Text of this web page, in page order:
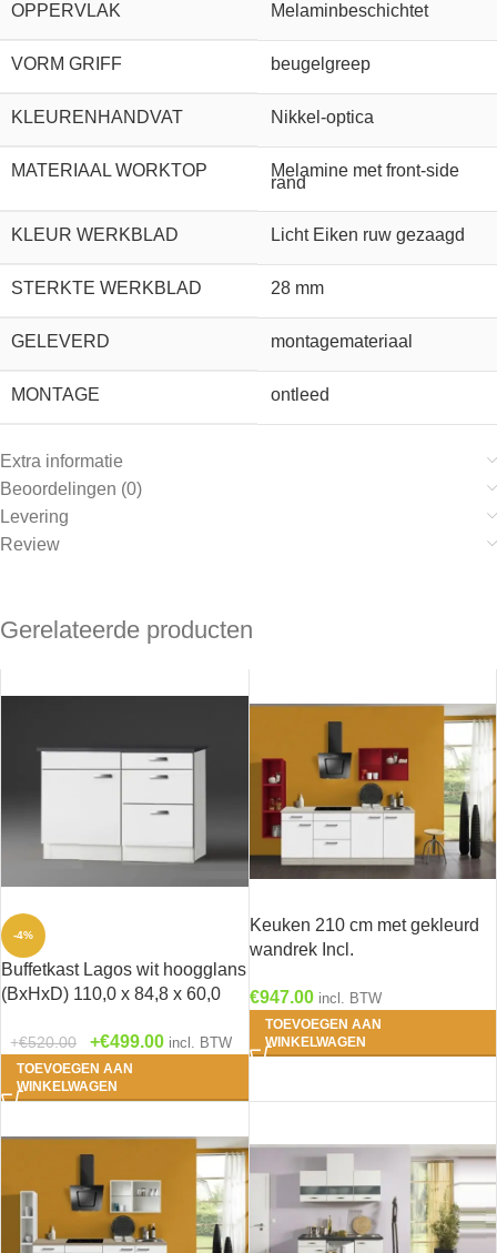
OPPERVLAK Melaminbeschichtet
VORM GRIFF beugelgreep
KLEURENHANDVAT Nikkel-optica
MATERIAAL WORKTOP Melamine met front-side
rand
KLEUR WERKBLAD Licht Eiken ruw gezaagd
STERKTE WERKBLAD 28 mm
GELEVERD montagemateriaal
MONTAGE ontleed
Extra informatie
Beoordelingen (0)
Levering
Review
Gerelateerde producten
-4%
Buffetkast Lagos wit hoogglans
(BxHxD) 110,0 x 84,8 x 60,0
€520.00 €499.00 incl. BTW
TOEVOEGEN AAN
WINKELWAGEN
Keuken 210 cm met gekleurd
wandrek Incl.
634
€947.00 incl. BTW
TOEVOEGEN AAN
WINKELWAGEN